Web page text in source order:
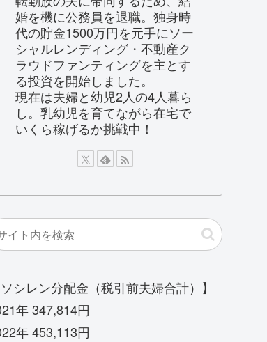
婚を機に公務員を退職。独身時
代の貯金1500万円を元手にソー
シャルレンディング・不動産ク
ラウドファンティングを主とす
る投資を開始しました。
現在は夫婦と幼児2人の4人暮ら
し。乳幼児を育てながら在宅で
いくら稼げるか挑戦中！
ソシレン分配金（税引前夫婦合計）】
年 347,814円
年 453,113円